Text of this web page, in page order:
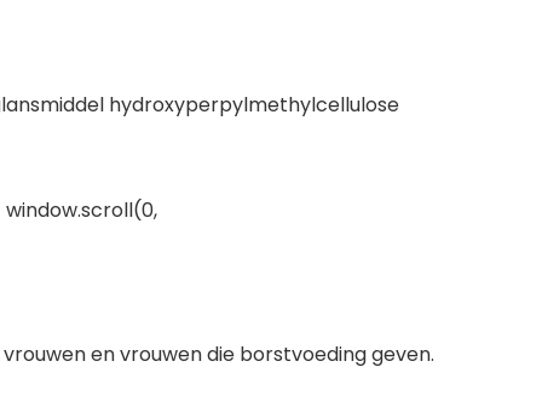
hydroxyperpylmethylcellulose
en vrouwen die borstvoeding geven.